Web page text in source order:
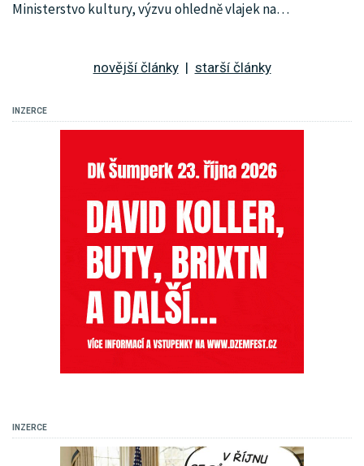
Ministerstvo kultury, výzvu ohledně vlajek na…
novější články| starší články
INZERCE
INZERCE